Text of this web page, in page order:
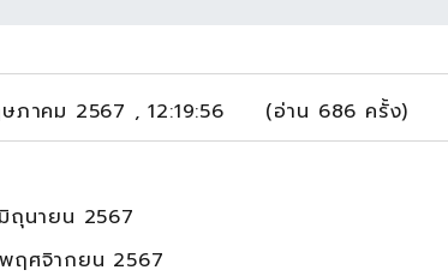
าคม 2567 , 12:19:56 (อ่าน 686 ครั้ง)
ถุนายน 2567
พฤศจิากยน 2567